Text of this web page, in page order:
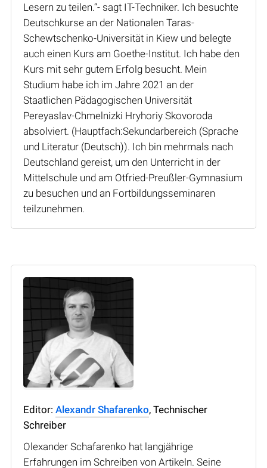
Lesern zu teilen.“- sagt IT-Techniker. Ich besuchte
Deutschkurse an der Nationalen Taras-
Schewtschenko-Universität in Kiew und belegte
auch einen Kurs am Goethe-Institut. Ich habe den
Kurs mit sehr gutem Erfolg besucht. Mein
Studium habe ich im Jahre 2021 an der
Staatlichen Pädagogischen Universität
Pereyaslav-Chmelnizki Hryhoriy Skovoroda
absolviert. (Hauptfach:Sekundarbereich (Sprache
und Literatur (Deutsch)). Ich bin mehrmals nach
Deutschland gereist, um den Unterricht in der
Mittelschule und am Otfried-Preußler-Gymnasium
zu besuchen und an Fortbildungsseminaren
teilzunehmen.
Editor: Alexandr Shafarenko, Technischer
Schreiber
Olexander Schafarenko hat langjährige
Erfahrungen im Schreiben von Artikeln. Seine